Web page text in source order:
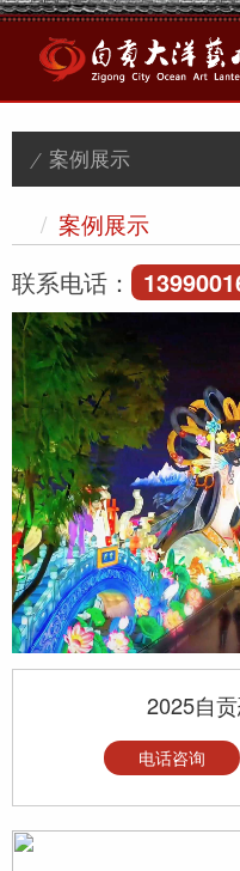
/ 案例展示
/ 案例展示
联系电话：
2025自
电话咨询